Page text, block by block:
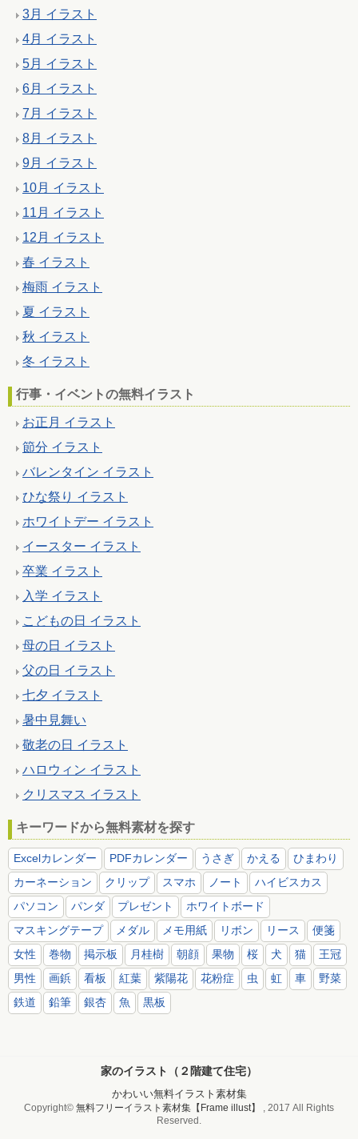
3月 イラスト
4月 イラスト
5月 イラスト
6月 イラスト
7月 イラスト
8月 イラスト
9月 イラスト
10月 イラスト
11月 イラスト
12月 イラスト
春 イラスト
梅雨 イラスト
夏 イラスト
秋 イラスト
冬 イラスト
行事・イベントの無料イラスト
お正月 イラスト
節分 イラスト
バレンタイン イラスト
ひな祭り イラスト
ホワイトデー イラスト
イースター イラスト
卒業 イラスト
入学 イラスト
こどもの日 イラスト
母の日 イラスト
父の日 イラスト
七夕 イラスト
暑中見舞い
敬老の日 イラスト
ハロウィン イラスト
クリスマス イラスト
キーワードから無料素材を探す
Excelカレンダー PDFカレンダー うさぎ かえる
ひまわり
カーネーション
クリップ スマホ ノート
ハイビスカス
パソコン
パンダ プレゼント
ホワイトボード
マスキングテープ
メダル メモ用紙 リボン リース
便箋
女性
巻物 掲示板 月桂樹 朝顔 果物 桜 犬 猫
王冠
男性
画鋲 看板 紅葉 紫陽花 花粉症 虫 虹 車
野菜
鉄道
鉛筆 銀杏 魚 黒板
家のイラスト（２階建て住宅）
かわいい無料イラスト素材集
Copyright© 無料フリーイラスト素材集【Frame illust】
, 2017 All Rights
Reserved.